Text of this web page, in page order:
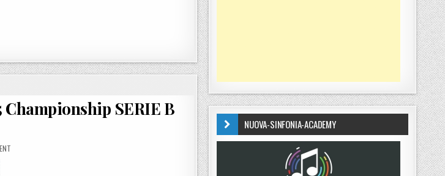
Championship SERIE B
ON CSI, CAMPIONATO CALCIO A5 FEMMINILE OPEN 15 CHAMPIONSHIP SERIE B GIRONE A
NUOVA-SINFONIA-ACADEMY